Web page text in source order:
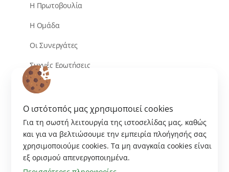
Η Πρωτοβουλία
Η Ομάδα
Οι Συνεργάτες
Συχνές Ερωτήσεις
Επικοινωνία
O ιστότοπός μας χρησιμοποιεί cookies
Για τη σωστή λειτουργία της ιστοσελίδας μας, καθώς
και για να βελτιώσουμε την εμπειρία πλοήγησής σας
χρησιμοποιούμε cookies. Tα μη αναγκαία cookies είναι
εξ ορισμού απενεργοποιημένα.